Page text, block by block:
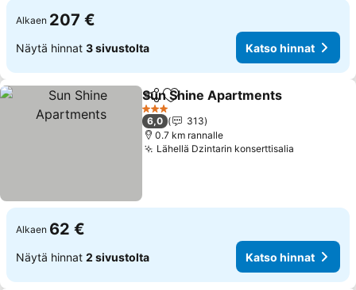
Alkaen 207 €
Näytä hinnat 3 sivustolta Katso hinnat
Jaa Lisää suosikkeihin
Sun Shine Apartments
3 Tähtiluokitus
6,0
313
0.7 km rannalle
Lähellä Dzintarin konserttisalia
Alkaen 62 €
Näytä hinnat 2 sivustolta Katso hinnat